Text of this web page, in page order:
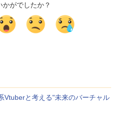
かがでしたか？
Vtuberと考える"未来のバーチャル